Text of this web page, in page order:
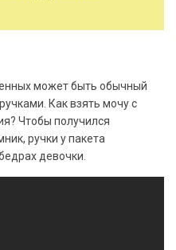
может быть обычный
Как взять мочу с
Чтобы получился
ручки у пакета
девочки.